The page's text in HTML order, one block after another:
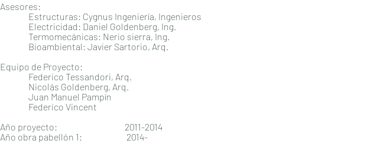
Asesores:
Estructuras: Cygnus Ingeniería, Ingenieros
Electricidad : Daniel Goldenberg, Ing.
Termomecánicas: Nerio sierra, Ing.
Bioambiental: Javier Sartorio, Arq.
Equipo de Proyecto:
Federico Tessandori, Arq.
Nicolás Goldenberg, Arq.
Juan Manuel Pampín
Federico Vincent
Año proyecto: 2011-2014
Año obra pabellón 1: 2014-